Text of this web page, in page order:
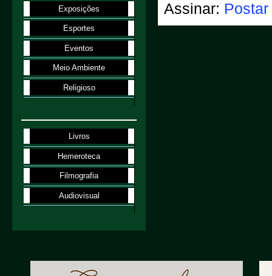
Assinar:
Exposições
Esportes
Eventos
Meio Ambiente
Religioso
Livros
Hemeroteca
Filmografia
Audiovisual